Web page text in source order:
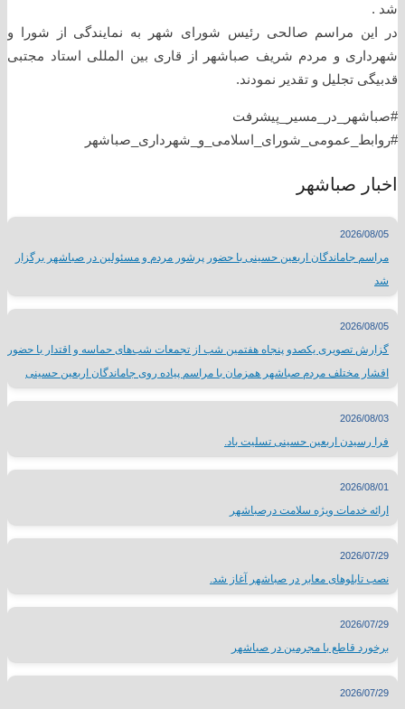
شد .
در این مراسم صالحی رئیس شورای شهر به نمایندگی از شورا و
شهرداری و مردم شریف صباشهر از قاری بین المللی استاد مجتبی
قدبیگی تجلیل و تقدیر نمودند.
#صباشهر_در_مسیر_پیشرفت
#روابط_عمومی_شورای_اسلامی_و_شهرداری_صباشهر
اخبار صباشهر
2026/08/05
مراسم جاماندگان اربعین حسینی با حضور پرشور مردم و مسئولین در صباشهر برگزار
شد
2026/08/05
گزارش تصویری یکصدو پنجاه هفتمین شب از تجمعات شب‌های حماسه و اقتدار با حضور
اقشار مختلف مردم صباشهر همزمان با مراسم پیاده روی جاماندگان اربعین حسینی
2026/08/03
فرا رسیدن اربعین حسینی تسلیت باد.
2026/08/01
ارائه خدمات ویژه سلامت درصباشهر
2026/07/29
نصب تابلوهای معابر در صباشهر آغاز شد.
2026/07/29
برخورد قاطع با مجرمین در صباشهر
2026/07/29